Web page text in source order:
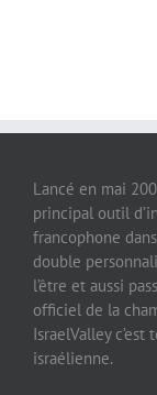
Lancé en mai
principal outil
francophone
double
l’être et aussi
officiel de la
IsraelValley
israélienne.